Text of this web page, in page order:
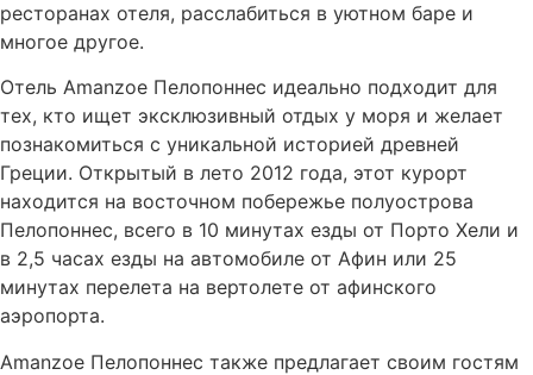
ресторанах отеля, расслабиться в уютном баре и
многое другое.
Отель Amanzoe Пелопоннес идеально подходит для
тех, кто ищет эксклюзивный отдых у моря и желает
познакомиться с уникальной историей древней
Греции. Открытый в лето 2012 года, этот курорт
находится на восточном побережье полуострова
Пелопоннес, всего в 10 минутах езды от Порто Хели и
в 2,5 часах езды на автомобиле от Афин или 25
минутах перелета на вертолете от афинского
аэропорта.
Amanzoe Пелопоннес также предлагает своим гостям